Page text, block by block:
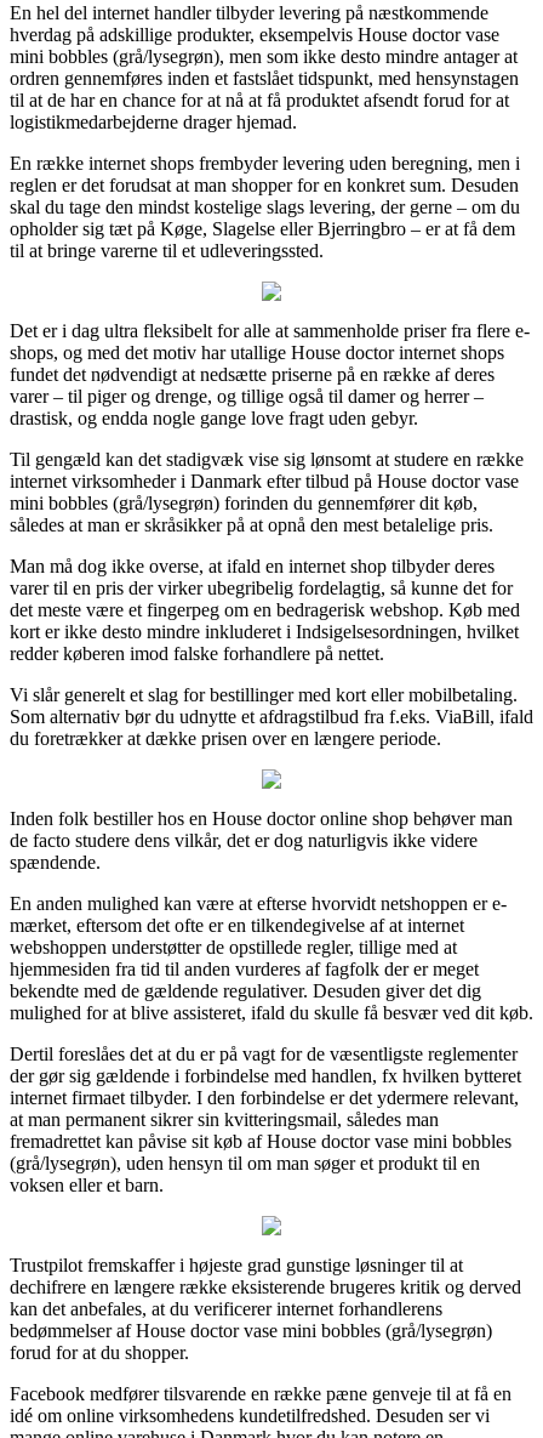
En hel del internet handler tilbyder levering på næstkommende
hverdag på adskillige produkter, eksempelvis House doctor vase
mini bobbles (grå/lysegrøn), men som ikke desto mindre antager at
ordren gennemføres inden et fastslået tidspunkt, med hensynstagen
til at de har en chance for at nå at få produktet afsendt forud for at
logistikmedarbejderne drager hjemad.
En række internet shops frembyder levering uden beregning, men i
reglen er det forudsat at man shopper for en konkret sum. Desuden
skal du tage den mindst kostelige slags levering, der gerne – om du
opholder sig tæt på Køge, Slagelse eller Bjerringbro – er at få dem
til at bringe varerne til et udleveringssted.
Det er i dag ultra fleksibelt for alle at sammenholde priser fra flere e-
shops, og med det motiv har utallige House doctor internet shops
fundet det nødvendigt at nedsætte priserne på en række af deres
varer – til piger og drenge, og tillige også til damer og herrer –
drastisk, og endda nogle gange love fragt uden gebyr.
Til gengæld kan det stadigvæk vise sig lønsomt at studere en række
internet virksomheder i Danmark efter tilbud på House doctor vase
mini bobbles (grå/lysegrøn) forinden du gennemfører dit køb,
således at man er skråsikker på at opnå den mest betalelige pris.
Man må dog ikke overse, at ifald en internet shop tilbyder deres
varer til en pris der virker ubegribelig fordelagtig, så kunne det for
det meste være et fingerpeg om en bedragerisk webshop. Køb med
kort er ikke desto mindre inkluderet i Indsigelsesordningen, hvilket
redder køberen imod falske forhandlere på nettet.
Vi slår generelt et slag for bestillinger med kort eller mobilbetaling.
Som alternativ bør du udnytte et afdragstilbud fra f.eks. ViaBill, ifald
du foretrækker at dække prisen over en længere periode.
Inden folk bestiller hos en House doctor online shop behøver man
de facto studere dens vilkår, det er dog naturligvis ikke videre
spændende.
En anden mulighed kan være at efterse hvorvidt netshoppen er e-
mærket, eftersom det ofte er en tilkendegivelse af at internet
webshoppen understøtter de opstillede regler, tillige med at
hjemmesiden fra tid til anden vurderes af fagfolk der er meget
bekendte med de gældende regulativer. Desuden giver det dig
mulighed for at blive assisteret, ifald du skulle få besvær ved dit køb.
Dertil foreslåes det at du er på vagt for de væsentligste reglementer
der gør sig gældende i forbindelse med handlen, fx hvilken bytteret
internet firmaet tilbyder. I den forbindelse er det ydermere relevant,
at man permanent sikrer sin kvitteringsmail, således man
fremadrettet kan påvise sit køb af House doctor vase mini bobbles
(grå/lysegrøn), uden hensyn til om man søger et produkt til en
voksen eller et barn.
Trustpilot fremskaffer i højeste grad gunstige løsninger til at
dechifrere en længere række eksisterende brugeres kritik og derved
kan det anbefales, at du verificerer internet forhandlerens
bedømmelser af House doctor vase mini bobbles (grå/lysegrøn)
forud for at du shopper.
Facebook medfører tilsvarende en række pæne genveje til at få en
idé om online virksomhedens kundetilfredshed. Desuden ser vi